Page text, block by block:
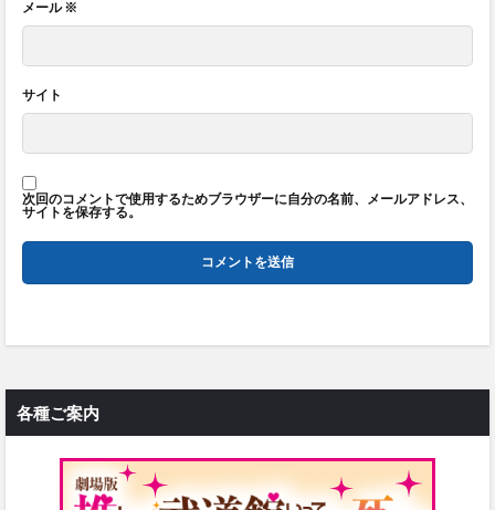
メール※
サイト
次回のコメントで使用するためブラウザーに自分の名前、メールアドレス、
サイトを保存する。
各種ご案内